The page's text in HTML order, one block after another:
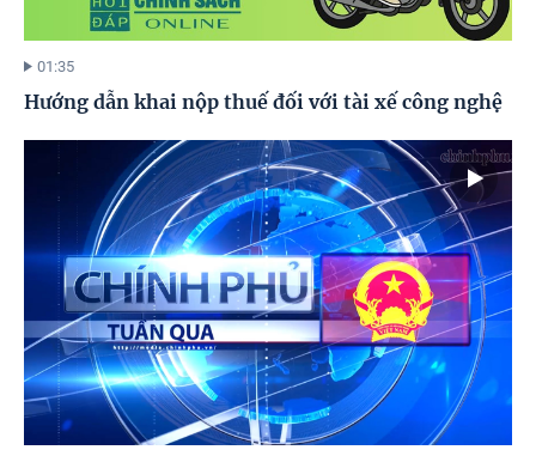
01:35
Hướng dẫn khai nộp thuế đối với tài xế công nghệ